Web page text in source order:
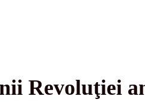
Revoluţiei